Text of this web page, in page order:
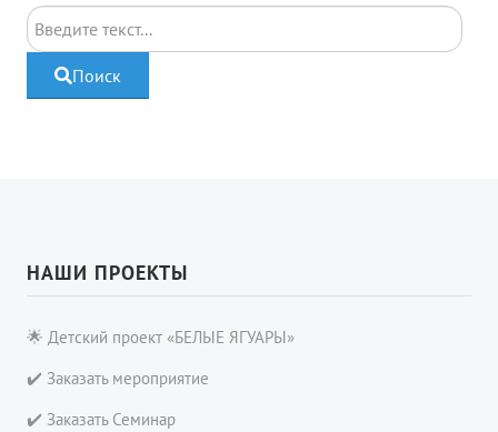
Поиск
Поиск
НАШИ ПРОЕКТЫ
🌟 Детский проект «БЕЛЫЕ ЯГУАРЫ»
✔️ Заказать мероприятие
✔️ Заказать Семинар